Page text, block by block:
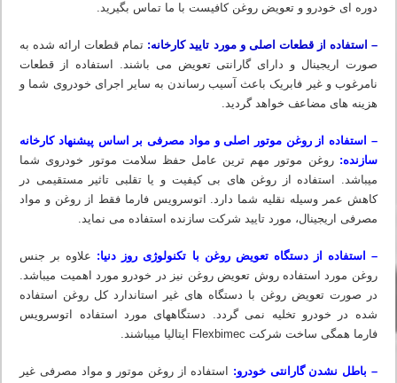
دوره ای خودرو و تعویض روغن کافیست با ما تماس بگیرید.
– استفاده از قطعات اصلی و مورد تایید کارخانه: تمام قطعات ارائه شده به
صورت اریجینال و دارای گارانتی تعویض می باشند. استفاده از قطعات
نامرغوب و غیر فابریک باعث آسیب رساندن به سایر اجرای خودروی شما و
هزینه های مضاعف خواهد گردید.
– استفاده از روغن موتور اصلی و مواد مصرفی بر اساس پیشنهاد کارخانه
سازنده: روغن موتور مهم ترین عامل حفظ سلامت موتور خودروی شما
میباشد. استفاده از روغن های بی کیفیت و یا تقلبی تاثیر مستقیمی در
کاهش عمر وسیله نقلیه شما دارد. اتوسرویس فارما فقط از روغن و مواد
مصرفی اریجینال، مورد تایید شرکت سازنده استفاده می نماید.
– استفاده از دستگاه تعویض روغن با تکنولوژی روز دنیا: علاوه بر جنس
روغن مورد استفاده روش تعویض روغن نیز در خودرو مورد اهمیت میباشد.
در صورت تعویض روغن با دستگاه های غیر استاندارد کل روغن استفاده
شده در خودرو تخلیه نمی گردد. دستگاه‏های مورد استفاده اتوسرویس
فارما همگی ساخت شرکت Flexbimec ایتالیا میباشند.
– باطل نشدن گارانتی خودرو: استفاده از روغن موتور و مواد مصرفی غیر